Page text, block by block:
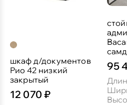
шкаф д/документов
Рио 42 низкий
закрытый
12 070 ₽
95